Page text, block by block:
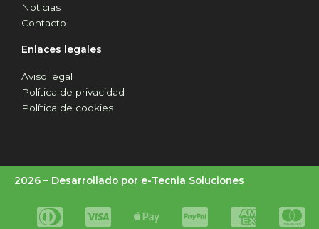
Noticias
Contacto
Enlaces legales
Aviso legal
Política de privacidad
Política de cookies
2026 – Desarrollado por e-Tecnia Soluciones